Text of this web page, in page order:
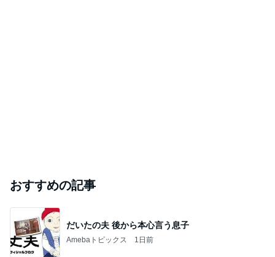
おすすめの記事
だいたの夫 後から本心言う息子
Amebaトピックス 1日前